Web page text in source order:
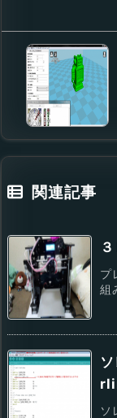
関連記事
プ
組
ソ